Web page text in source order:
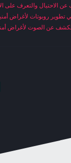
الاحتيال والتعرف على
تطوير روبوتات لأغراض
عن الصوت لأغراض